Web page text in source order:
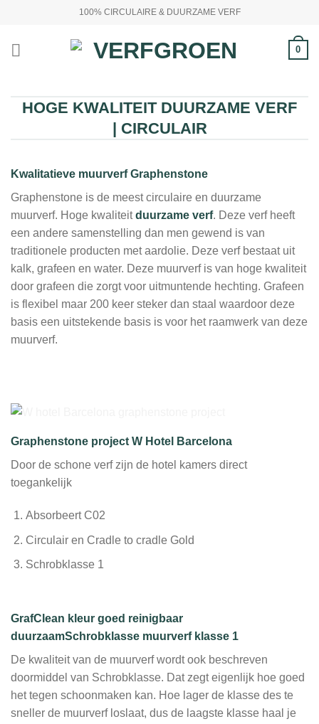
inhoud
100% CIRCULAIRE & DUURZAME VERF
0
HOGE KWALITEIT DUURZAME VERF
| CIRCULAIR
Kwalitatieve muurverf Graphenstone
Graphenstone is de meest circulaire en duurzame
muurverf. Hoge kwaliteitduurzame verf. Deze verf heeft
een andere samenstelling dan men gewend is van
traditionele producten met aardolie. Deze verf bestaat uit
kalk, grafeen en water. Deze muurverf is van hoge kwaliteit
door grafeen die zorgt voor uitmuntende hechting. Grafeen
is flexibel maar 200 keer steker dan staal waardoor deze
basis een uitstekende basis is voor het raamwerk van deze
muurverf.
Graphenstone project W Hotel Barcelona
Door de schone verf zijn de hotel kamers direct
toegankelijk
Absorbeert C02
Circulair en Cradle to cradle Gold
Schrobklasse 1
GrafClean kleur goed reinigbaar
duurzaamSchrobklasse muurverf klasse 1
De kwaliteit van de muurverf wordt ook beschreven
doormiddel van Schrobklasse. Dat zegt eigenlijk hoe goed
het tegen schoonmaken kan. Hoe lager de klasse des te
sneller de muurverf loslaat, dus de laagste klasse haal je